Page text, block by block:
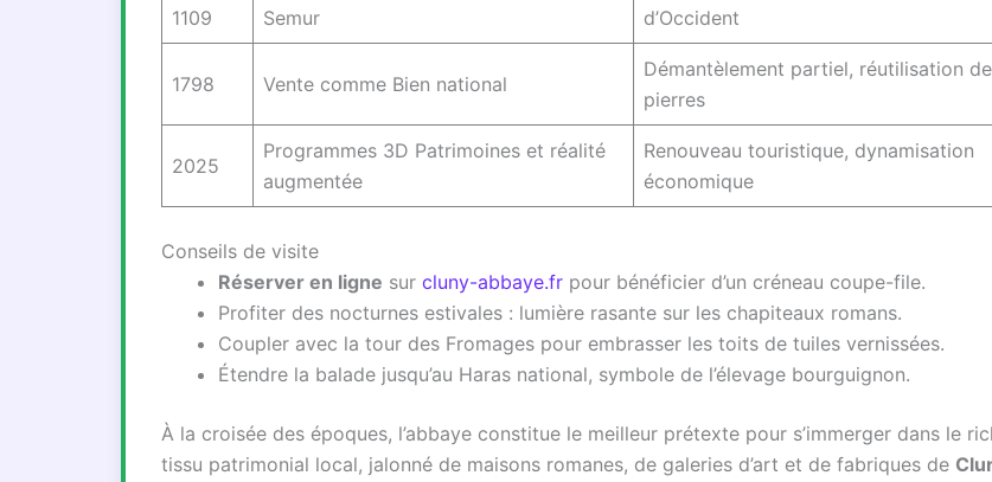
1109
Semur
d’Occident
1798 Vente comme Bien national
Démantèlement partiel, réutilisation
pierres
2025
Programmes 3D Patrimoines et réalité
augmentée
Renouveau touristique, dynamisation
économique
Conseils de visite
Réserver en ligne sur cluny-abbaye.fr pour bénéficier d’un créneau coupe-file.
Profiter des nocturnes estivales : lumière rasante sur les chapiteaux romans.
Coupler avec la tour des Fromages pour embrasser les toits de tuiles vernissées.
Étendre la balade jusqu’au Haras national, symbole de l’élevage bourguignon.
À la croisée des époques, l’abbaye constitue le meilleur prétexte pour s’immerger dans le
tissu patrimonial local, jalonné de maisons romanes, de galeries d’art et de fabriques de